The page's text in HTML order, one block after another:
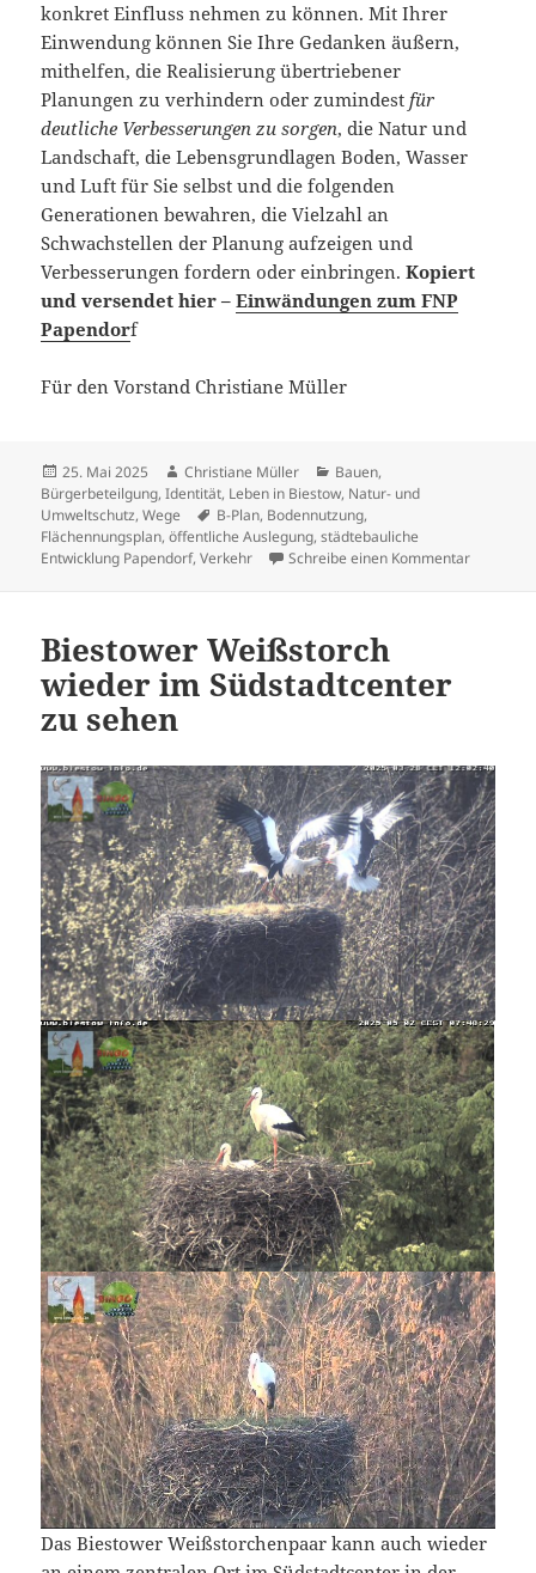
konkret Einfluss nehmen zu können. Mit Ihrer
Einwendung können Sie Ihre Gedanken äußern,
mithelfen, die Realisierung übertriebener
Planungen zu verhindern oder zumindest für
deutliche Verbesserungen zu sorgen, die Natur und
Landschaft, die Lebensgrundlagen Boden, Wasser
und Luft für Sie selbst und die folgenden
Generationen bewahren, die Vielzahl an
Schwachstellen der Planung aufzeigen und
Verbesserungen fordern oder einbringen.Kopiert
und versendet hier –Einwändungen zum FNP
Papendorf
Für den Vorstand Christiane Müller
Veröffentlicht
am
25. Mai 2025 Autor
Christiane Müller Kategorien
Bauen,
Bürgerbeteilgung,Identität, Leben in Biestow, Natur- und
Umweltschutz,Wege Schlagwörter
B-Plan, Bodennutzung,
Flächennungsplan,öffentliche Auslegung,städtebauliche
Entwicklung Papendorf,Verkehr Schreibe einen Kommentarzu FNP
Biestower Weißstorch
wieder im Südstadtcenter
zu sehen
Das Biestower Weißstorchenpaar kann auch wieder